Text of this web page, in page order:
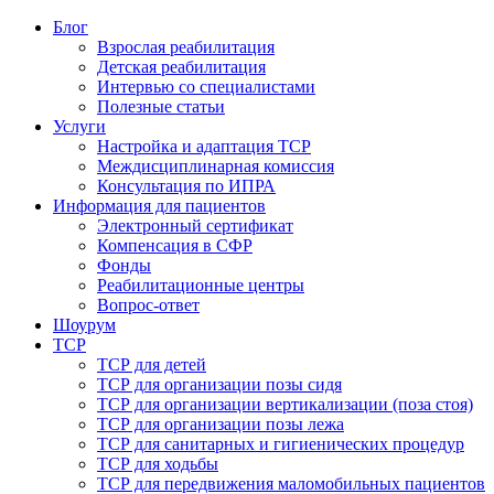
Блог
Взрослая реабилитация
Детская реабилитация
Интервью со специалистами
Полезные статьи
Услуги
Настройка и адаптация ТСР
Междисциплинарная комиссия
Консультация по ИПРА
Информация для пациентов
Электронный сертификат
Компенсация в СФР
Фонды
Реабилитационные центры
Вопрос-ответ
Шоурум
ТСР
ТСР для детей
ТСР для организации позы сидя
ТСР для организации вертикализации (поза стоя)
ТСР для организации позы лежа
ТСР для санитарных и гигиенических процедур
ТСР для ходьбы
ТСР для передвижения маломобильных пациентов